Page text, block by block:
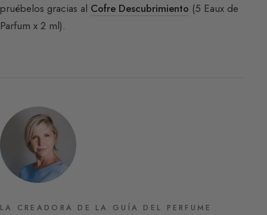
pruébelos gracias al Cofre Descubrimiento (5 Eaux de
Parfum x 2 ml).
LA CREADORA DE LA GUÍA DEL PERFUME